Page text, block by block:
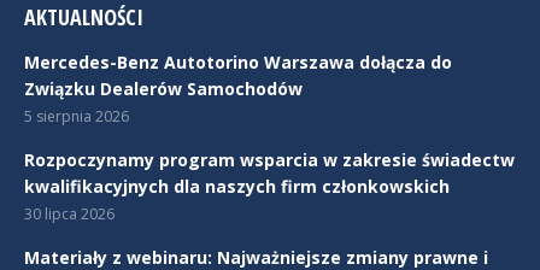
AKTUALNOŚCI
Mercedes-Benz Autotorino Warszawa dołącza do
Związku Dealerów Samochodów
5 sierpnia 2026
Rozpoczynamy program wsparcia w zakresie świadectw
kwalifikacyjnych dla naszych firm członkowskich
30 lipca 2026
Materiały z webinaru: Najważniejsze zmiany prawne i